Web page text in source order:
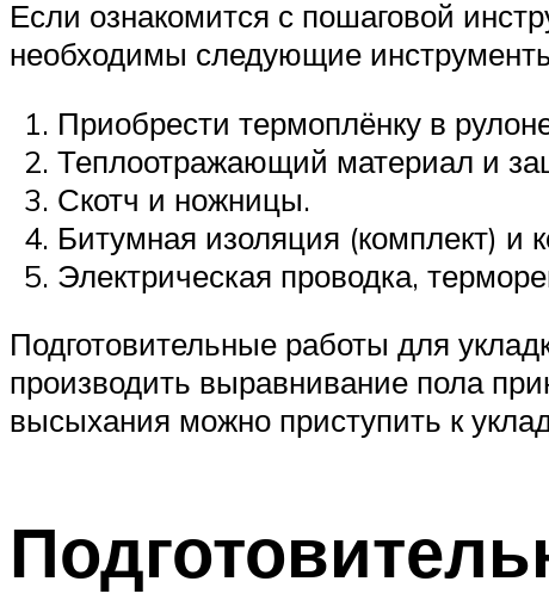
Если ознакомится с пошаговой
необходимы следующие
Приобрести термоплёнку в
Теплоотражающий материал и
Скотч и ножницы.
Битумная изоляция (комплект) и
Электрическая проводка,
Подготовительные работы для
производить выравнивание пола
высыхания можно приступить к